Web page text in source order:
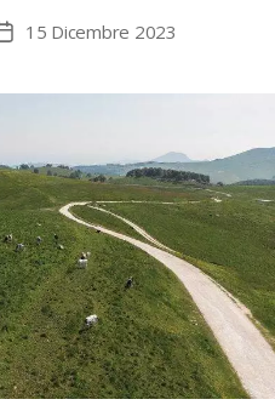
Data15 Dicembre 2023